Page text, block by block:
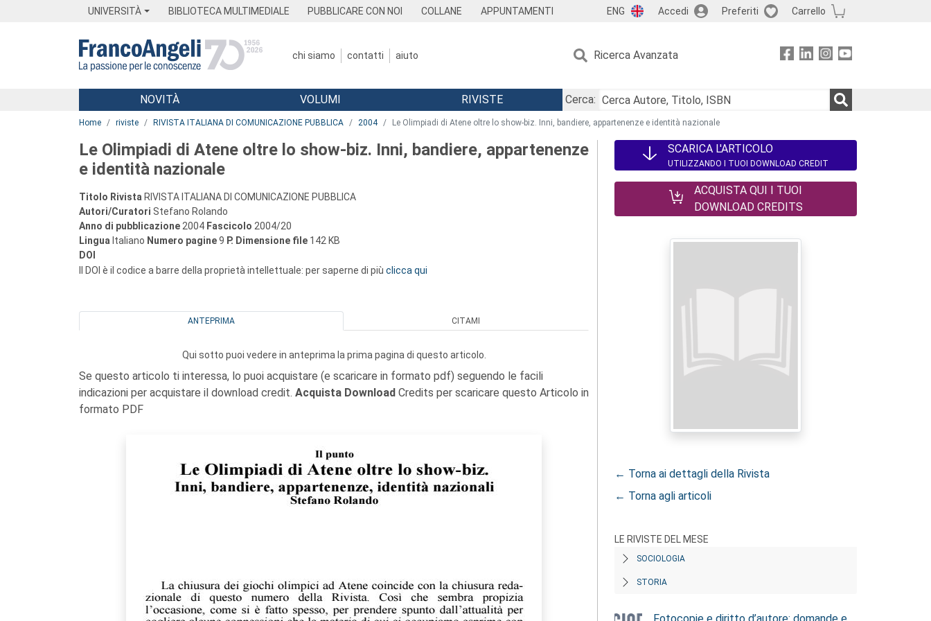
UNIVERSITÀ BIBLIOTECA MULTIMEDIALE PUBBLICARE CON NOI COLLANE APPUNTAMENTI ENG Accedi Preferiti Carrello
chi siamo contatti aiuto Ricerca Avanzata
Menu
NOVITÀ VOLUMI RIVISTE
Cerca:
Home riviste RIVISTA ITALIANA DI COMUNICAZIONE PUBBLICA 2004 Le Olimpiadi di Atene oltre lo show-biz. Inni, bandiere, appartenenze e identità nazionale
Le Olimpiadi di Atene oltre lo show-biz. Inni, bandiere, appartenenze
e identità nazionale
Titolo Rivista RIVISTA ITALIANA DI COMUNICAZIONE PUBBLICA
Autori/Curatori Stefano Rolando
Anno di pubblicazione 2004 Fascicolo 2004/20
Lingua Italiano Numero pagine9 P. Dimensione file 142 KB
DOI
Il DOI è il codice a barre della proprietà intellettuale: per saperne di più clicca qui
ANTEPRIMA CITAMI
Qui sotto puoi vedere in anteprima la prima pagina di questo articolo.
Se questo articolo ti interessa, lo puoi acquistare (e scaricare in formato pdf) seguendo le facili
indicazioni per acquistare il download credit. Acquista Download Credits per scaricare questo Articolo in
formato PDF
SCARICA L'ARTICOLO
UTILIZZANDO I TUOI DOWNLOAD CREDIT
ACQUISTA QUI I TUOI
DOWNLOAD CREDITS
← Torna ai dettagli della Rivista
← Torna agli articoli
LE RIVISTE DEL MESE
SOCIOLOGIA
STORIA